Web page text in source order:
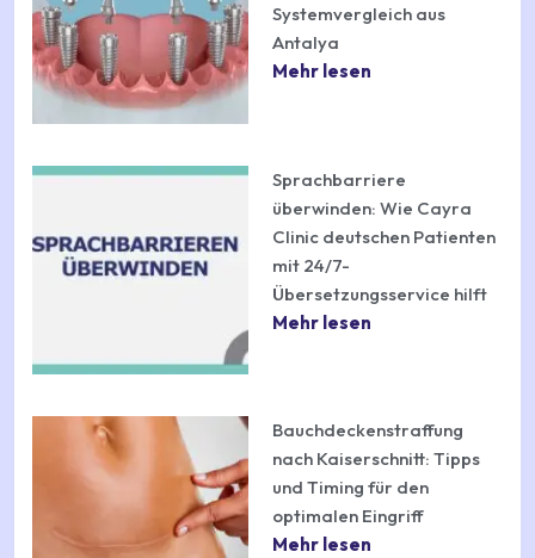
Systemvergleich aus
Antalya
Mehr lesen
Sprachbarriere
überwinden: Wie Cayra
Clinic deutschen Patienten
mit 24/7-
Übersetzungsservice hilft
Mehr lesen
Bauchdeckenstraffung
nach Kaiserschnitt: Tipps
und Timing für den
optimalen Eingriff
Mehr lesen